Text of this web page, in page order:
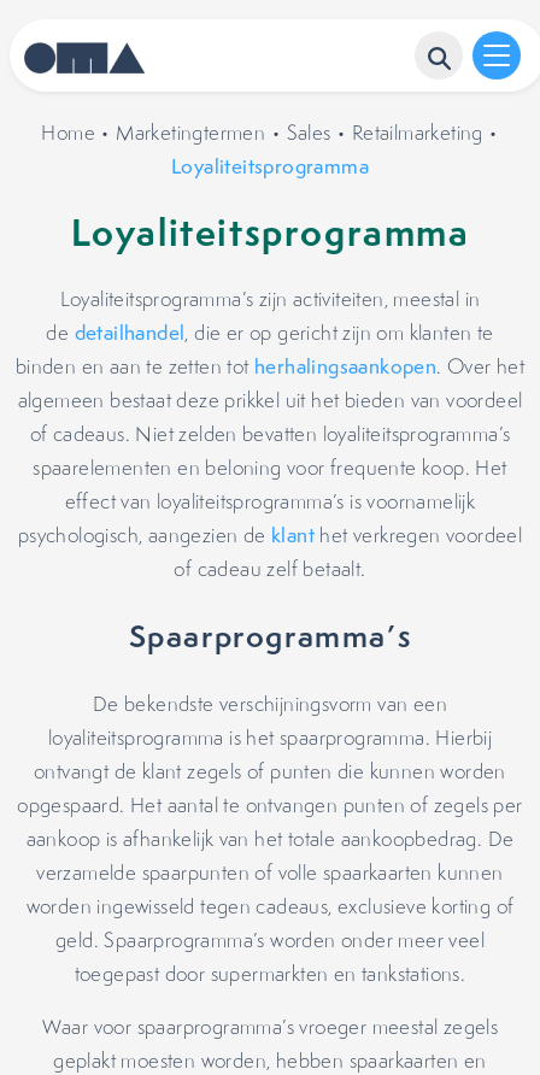
Home • Marketingtermen • Sales • Retailmarketing •
Loyaliteitsprogramma
Loyaliteitsprogramma
Loyaliteitsprogramma’s zijn activiteiten, meestal in
de detailhandel, die er op gericht zijn om klanten te
binden en aan te zetten tot herhalingsaankopen. Over het
algemeen bestaat deze prikkel uit het bieden van voordeel
of cadeaus. Niet zelden bevatten loyaliteitsprogramma’s
spaarelementen en beloning voor frequente koop. Het
effect van loyaliteitsprogramma’s is voornamelijk
psychologisch, aangezien de klant het verkregen voordeel
of cadeau zelf betaalt.
Spaarprogramma’s
De bekendste verschijningsvorm van een
loyaliteitsprogramma is het spaarprogramma. Hierbij
ontvangt de klant zegels of punten die kunnen worden
opgespaard. Het aantal te ontvangen punten of zegels per
aankoop is afhankelijk van het totale aankoopbedrag. De
verzamelde spaarpunten of volle spaarkaarten kunnen
worden ingewisseld tegen cadeaus, exclusieve korting of
geld. Spaarprogramma’s worden onder meer veel
toegepast door supermarkten en tankstations.
Waar voor spaarprogramma’s vroeger meestal zegels
geplakt moesten worden, hebben spaarkaarten en